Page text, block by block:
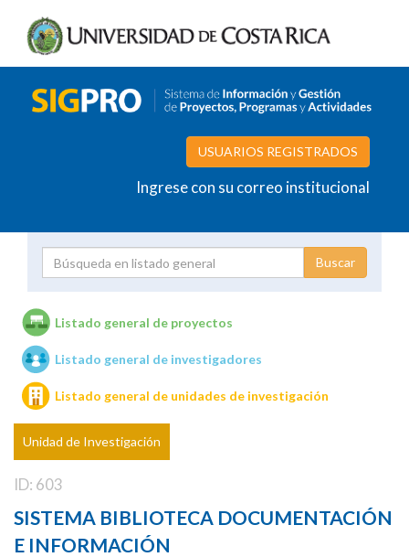
USUARIOS REGISTRADOS
Ingrese con su correo institucional
Unidades de investigación
Listado general de proyectos
Listado general de investigadores
Listado general de unidades de investigación
Unidad de Investigación
ID: 603
SISTEMA BIBLIOTECA DOCUMENTACIÓN
E INFORMACIÓN